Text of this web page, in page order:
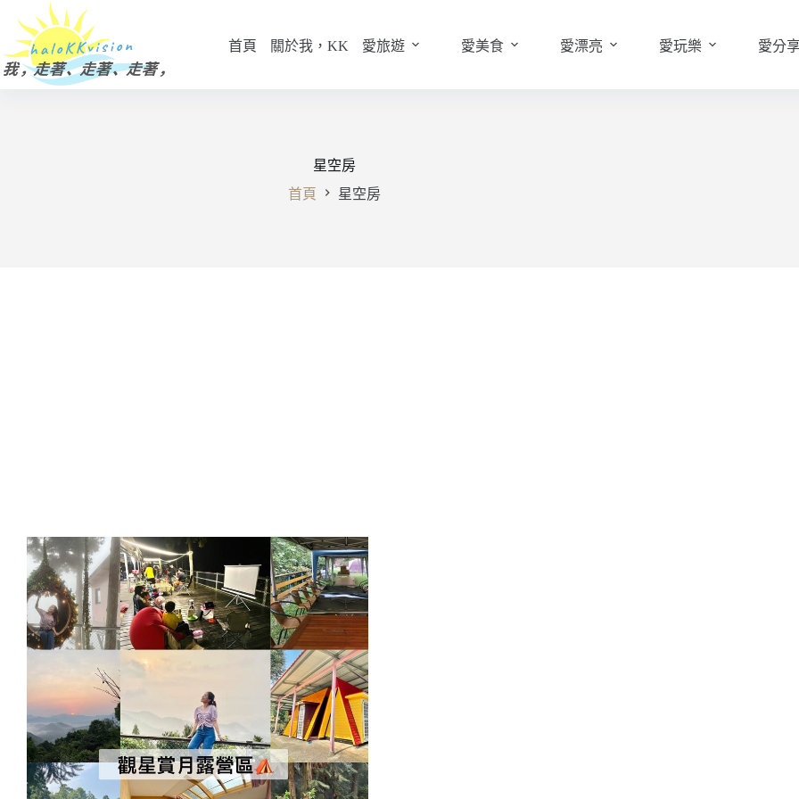
主
要
首頁 關於我，KK 愛旅遊 愛美食 愛漂亮 愛玩樂 愛分
星空房
首頁
星空房